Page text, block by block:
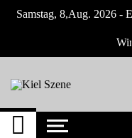
Skip
Samstag, 8,Aug. 2026 -
Kiel
Neuigkeiten und
Umgebung